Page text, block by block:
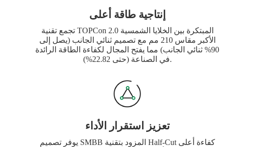
إنتاجية طاقة أعلى
تجمع تقنية TOPCon 2.0 المبتكرة بين الخلايا الشمسية
الأكبر مقاس 210 مم مع تصميم ثنائي الجانب (يصل إلى
90% ثنائي الجانب) مما يفتح المجال لكفاءة الطاقة الرائدة
في الصناعة (حتى 22.82%).
تعزيز استقرار الأداء
يوفر تصميم SMBB المزود بتقنية Half-Cut كفاءة أعلى